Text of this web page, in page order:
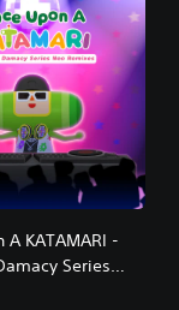
A KATAMARI -
Series